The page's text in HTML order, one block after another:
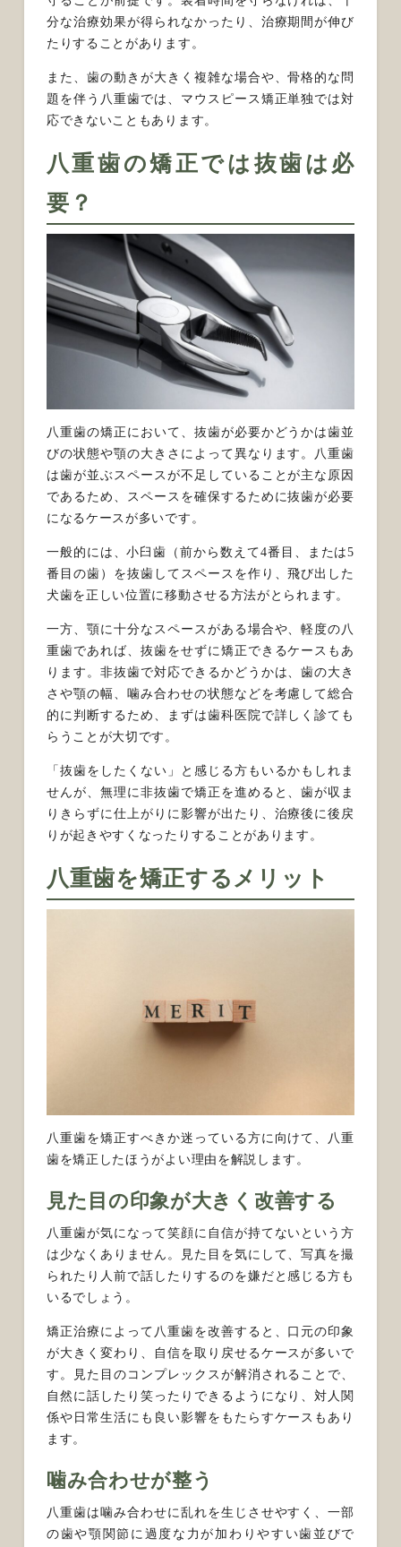
分な治療効果が得られなかったり、治療期間が伸び
たりすることがあります。
また、歯の動きが大きく複雑な場合や、骨格的な問
題を伴う八重歯では、マウスピース矯正単独では対
応できないこともあります。
八重歯の矯正では抜歯は必
要？
八重歯の矯正において、抜歯が必要かどうかは歯並
びの状態や顎の大きさによって異なります。八重歯
は歯が並ぶスペースが不足していることが主な原因
であるため、スペースを確保するために抜歯が必要
になるケースが多いです。
一般的には、小臼歯（前から数えて4番目、または5
番目の歯）を抜歯してスペースを作り、飛び出した
犬歯を正しい位置に移動させる方法がとられます。
一方、顎に十分なスペースがある場合や、軽度の八
重歯であれば、抜歯をせずに矯正できるケースもあ
ります。非抜歯で対応できるかどうかは、歯の大き
さや顎の幅、噛み合わせの状態などを考慮して総合
的に判断するため、まずは歯科医院で詳しく診ても
らうことが大切です。
「抜歯をしたくない」と感じる方もいるかもしれま
せんが、無理に非抜歯で矯正を進めると、歯が収ま
りきらずに仕上がりに影響が出たり、治療後に後戻
りが起きやすくなったりすることがあります。
八重歯を矯正するメリット
八重歯を矯正すべきか迷っている方に向けて、八重
歯を矯正したほうがよい理由を解説します。
見た目の印象が大きく改善する
八重歯が気になって笑顔に自信が持てないという方
は少なくありません。見た目を気にして、写真を撮
られたり人前で話したりするのを嫌だと感じる方も
いるでしょう。
矯正治療によって八重歯を改善すると、口元の印象
が大きく変わり、自信を取り戻せるケースが多いで
す。見た目のコンプレックスが解消されることで、
自然に話したり笑ったりできるようになり、対人関
係や日常生活にも良い影響をもたらすケースもあり
ます。
噛み合わせが整う
八重歯は噛み合わせに乱れを生じさせやすく、一部
の歯や顎関節に過度な力が加わりやすい歯並びで